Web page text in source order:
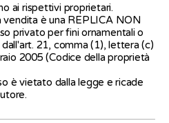
ai rispettivi proprietari.
è una REPLICA NON
privato per fini ornamentali o
21, comma (1), lettera (c)
2005 (Codice della proprietà
è vietato dalla legge e ricade